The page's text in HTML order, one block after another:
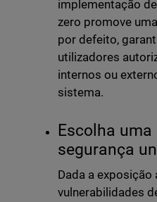
implementação
zero promove
por defeito,
utilizadores
internos ou
sistema.
Escolha
segurança
Dada a exposição
vulnerabilidades